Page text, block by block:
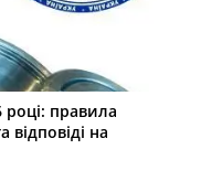
правила
відповіді на